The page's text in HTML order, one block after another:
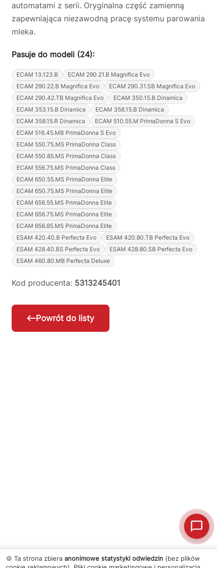
automatami z serii. Oryginalna część zamienną
zapewniająca niezawodną pracę systemu parowania
mleka.
Pasuje do modeli (24):
ECAM 13.123.B
ECAM 290.21.B Magnifica Evo
ECAM 290.22.B Magnifica Evo
ECAM 290.31.SB Magnifica Evo
ECAM 290.42.TB Magnifica Evo
ECAM 350.15.B Dinamica
ECAM 353.15.B Dinamica
ECAM 358.15.B Dinamica
ECAM 358.15.R Dinamica
ECAM 510.55.M PrimaDonna S Evo
ECAM 516.45.MB PrimaDonna S Evo
ECAM 550.75.MS PrimaDonna Class
ECAM 550.85.MS PrimaDonna Class
ECAM 556.75.MS PrimaDonna Class
ECAM 650.55.MS PrimaDonna Elite
ECAM 650.75.MS PrimaDonna Elite
ECAM 656.55.MS PrimaDonna Elite
ECAM 656.75.MS PrimaDonna Elite
ECAM 656.85.MS PrimaDonna Elite
ESAM 420.40.B Perfecta Evo
ESAM 420.80.TB Perfecta Evo
ESAM 428.40.BS Perfecta Evo
ESAM 428.80.SB Perfecta Evo
ESAM 460.80.MB Perfecta Deluxe
Kod producenta: 5313245401
Powrót do listy
🍪 Ta strona zbiera anonimowe statystyki odwiedzin (bez plików